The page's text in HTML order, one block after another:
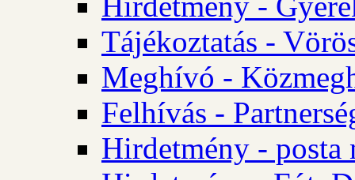
Tájékoztatás -
Meghívó -
Felhívás -
Hirdetmény - posta